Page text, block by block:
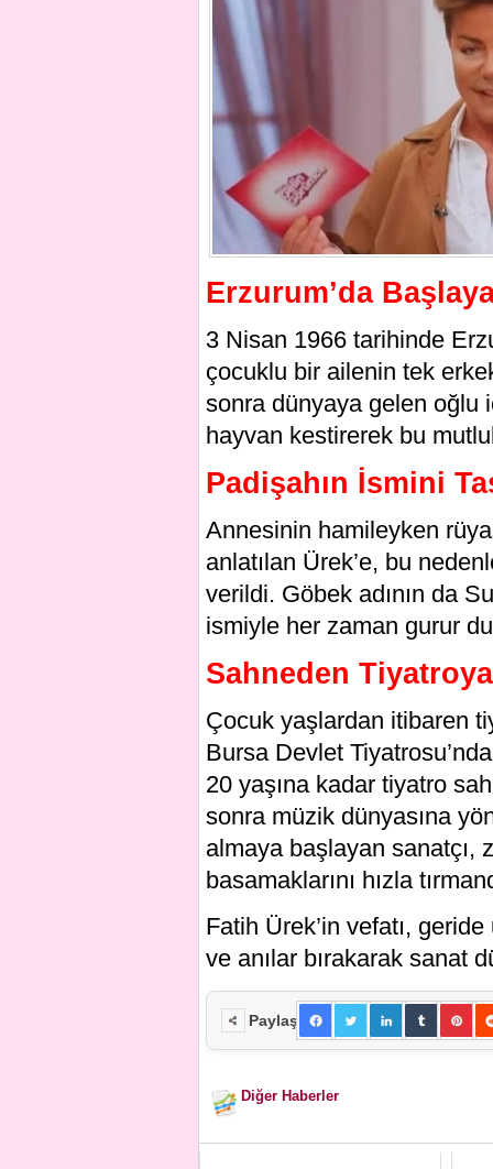
Erzurum’da
3 Nisan 1966 tarihinde
çocuklu bir ailenin tek
sonra dünyaya gelen oğlu
hayvan kestirerek bu
Padişahın İsmini
Annesinin hamileyken
anlatılan Ürek’e, bu
verildi. Göbek adının da
ismiyle her zaman gurur
Sahneden
Çocuk yaşlardan itibaren
Bursa Devlet
20 yaşına kadar tiyatro
sonra müzik dünyasına
almaya başlayan sanatçı,
basamaklarını hızla
Fatih Ürek’in vefatı,
ve anılar bırakarak sanat
Paylaş
Diğer Haberler